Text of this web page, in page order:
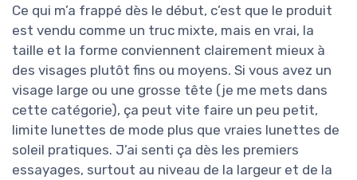
Ce qui m’a frappé dès le début, c’est que le produit
est vendu comme un truc mixte, mais en vrai, la
taille et la forme conviennent clairement mieux à
des visages plutôt fins ou moyens. Si vous avez un
visage large ou une grosse tête (je me mets dans
cette catégorie), ça peut vite faire un peu petit,
limite lunettes de mode plus que vraies lunettes de
soleil pratiques. J’ai senti ça dès les premiers
essayages, surtout au niveau de la largeur et de la